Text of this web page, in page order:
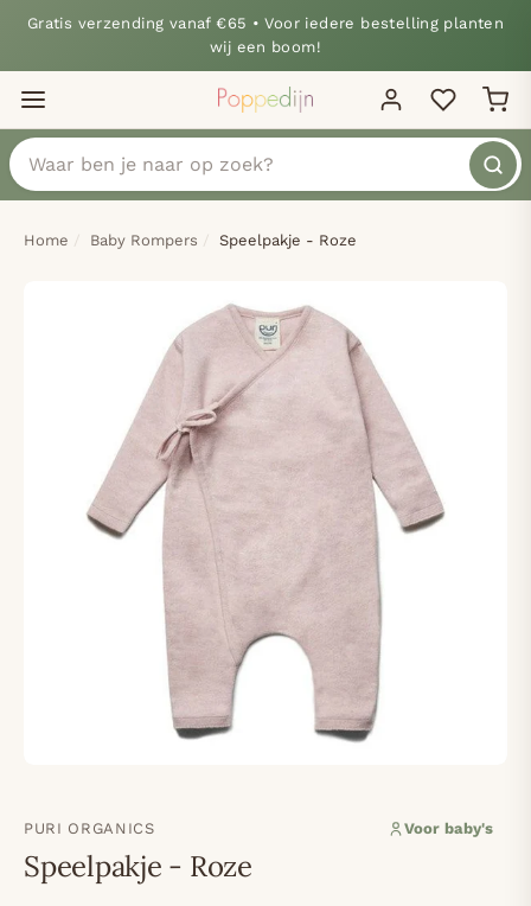
Gratis verzending vanaf €65 • Voor iedere bestelling planten
wij een boom!
Home Baby Rompers Speelpakje - Roze
PURI ORGANICS Voor baby's
Speelpakje - Roze